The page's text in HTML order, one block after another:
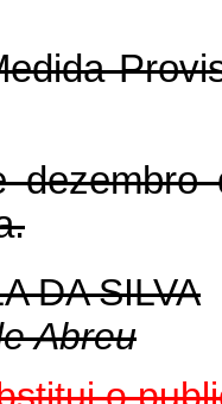
dezembro
DA SILVA
Abreu